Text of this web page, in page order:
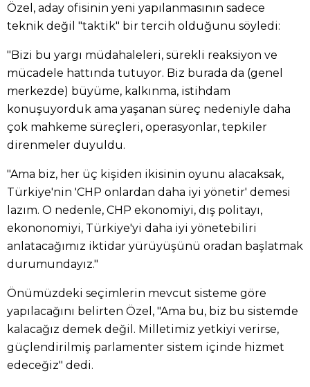
Özel, aday ofisinin yeni yapılanmasının sadece
teknik değil "taktik" bir tercih olduğunu söyledi:
"Bizi bu yargı müdahaleleri, sürekli reaksiyon ve
mücadele hattında tutuyor. Biz burada da (genel
merkezde) büyüme, kalkınma, istihdam
konuşuyorduk ama yaşanan süreç nedeniyle daha
çok mahkeme süreçleri, operasyonlar, tepkiler
direnmeler duyuldu.
"Ama biz, her üç kişiden ikisinin oyunu alacaksak,
Türkiye'nin 'CHP onlardan daha iyi yönetir' demesi
lazım. O nedenle, CHP ekonomiyi, dış politayı,
ekononomiyi, Türkiye'yi daha iyi yönetebiliri
anlatacağımız iktidar yürüyüşünü oradan başlatmak
durumundayız."
Önümüzdeki seçimlerin mevcut sisteme göre
yapılacağını belirten Özel, "Ama bu, biz bu sistemde
kalacağız demek değil. Milletimiz yetkiyi verirse,
güçlendirilmiş parlamenter sistem içinde hizmet
edeceğiz" dedi.